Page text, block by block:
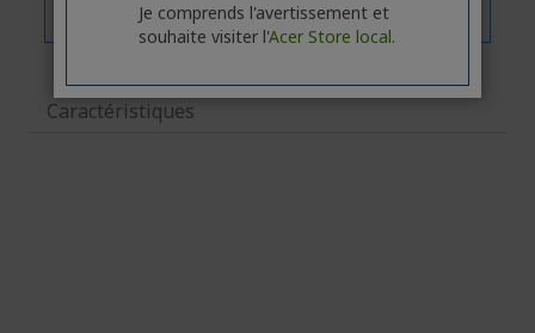
Caractéristiques
Je comprends l'avertissement et
souhaite visiter l'Acer Store local.